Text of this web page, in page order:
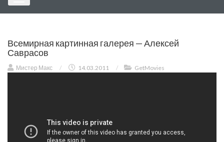
Всемирная картинная галерея — Алексей
Саврасов
Мистер Макс / 14.03.2011 / GetMovies